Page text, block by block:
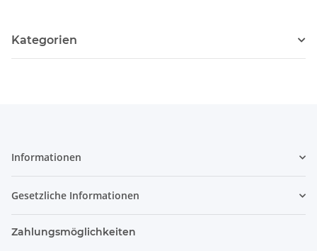
Kategorien
Informationen
Gesetzliche Informationen
Zahlungsmöglichkeiten